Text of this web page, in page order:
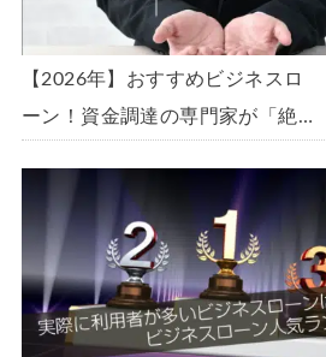
【2026年】おすすめビジネスロ
ーン！資金調達の専門家が「絶
ーン・事業者ローン・商工ローン
ランキング